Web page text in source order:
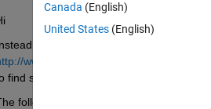
of using strmatch(), any
www.mathworks.com.au/help/
find sth to replace it.
following code is the example. Thanks
Canada (English)
United States (English)